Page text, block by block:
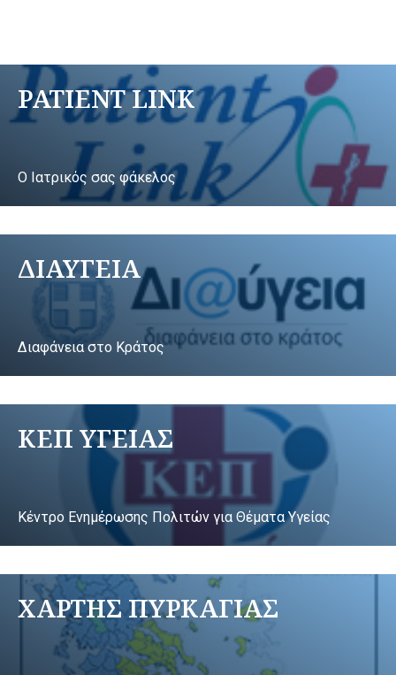
PATIENT LINK
Ο Ιατρικός σας φάκελος
ΔΙΑΥΓΕΙΑ
Διαφάνεια στο Κράτος
ΚΕΠ ΥΓΕΙΑΣ
Κέντρο Ενημέρωσης Πολιτών για Θέματα Υγείας
ΧΑΡΤΗΣ ΠΥΡΚΑΓΙΑΣ